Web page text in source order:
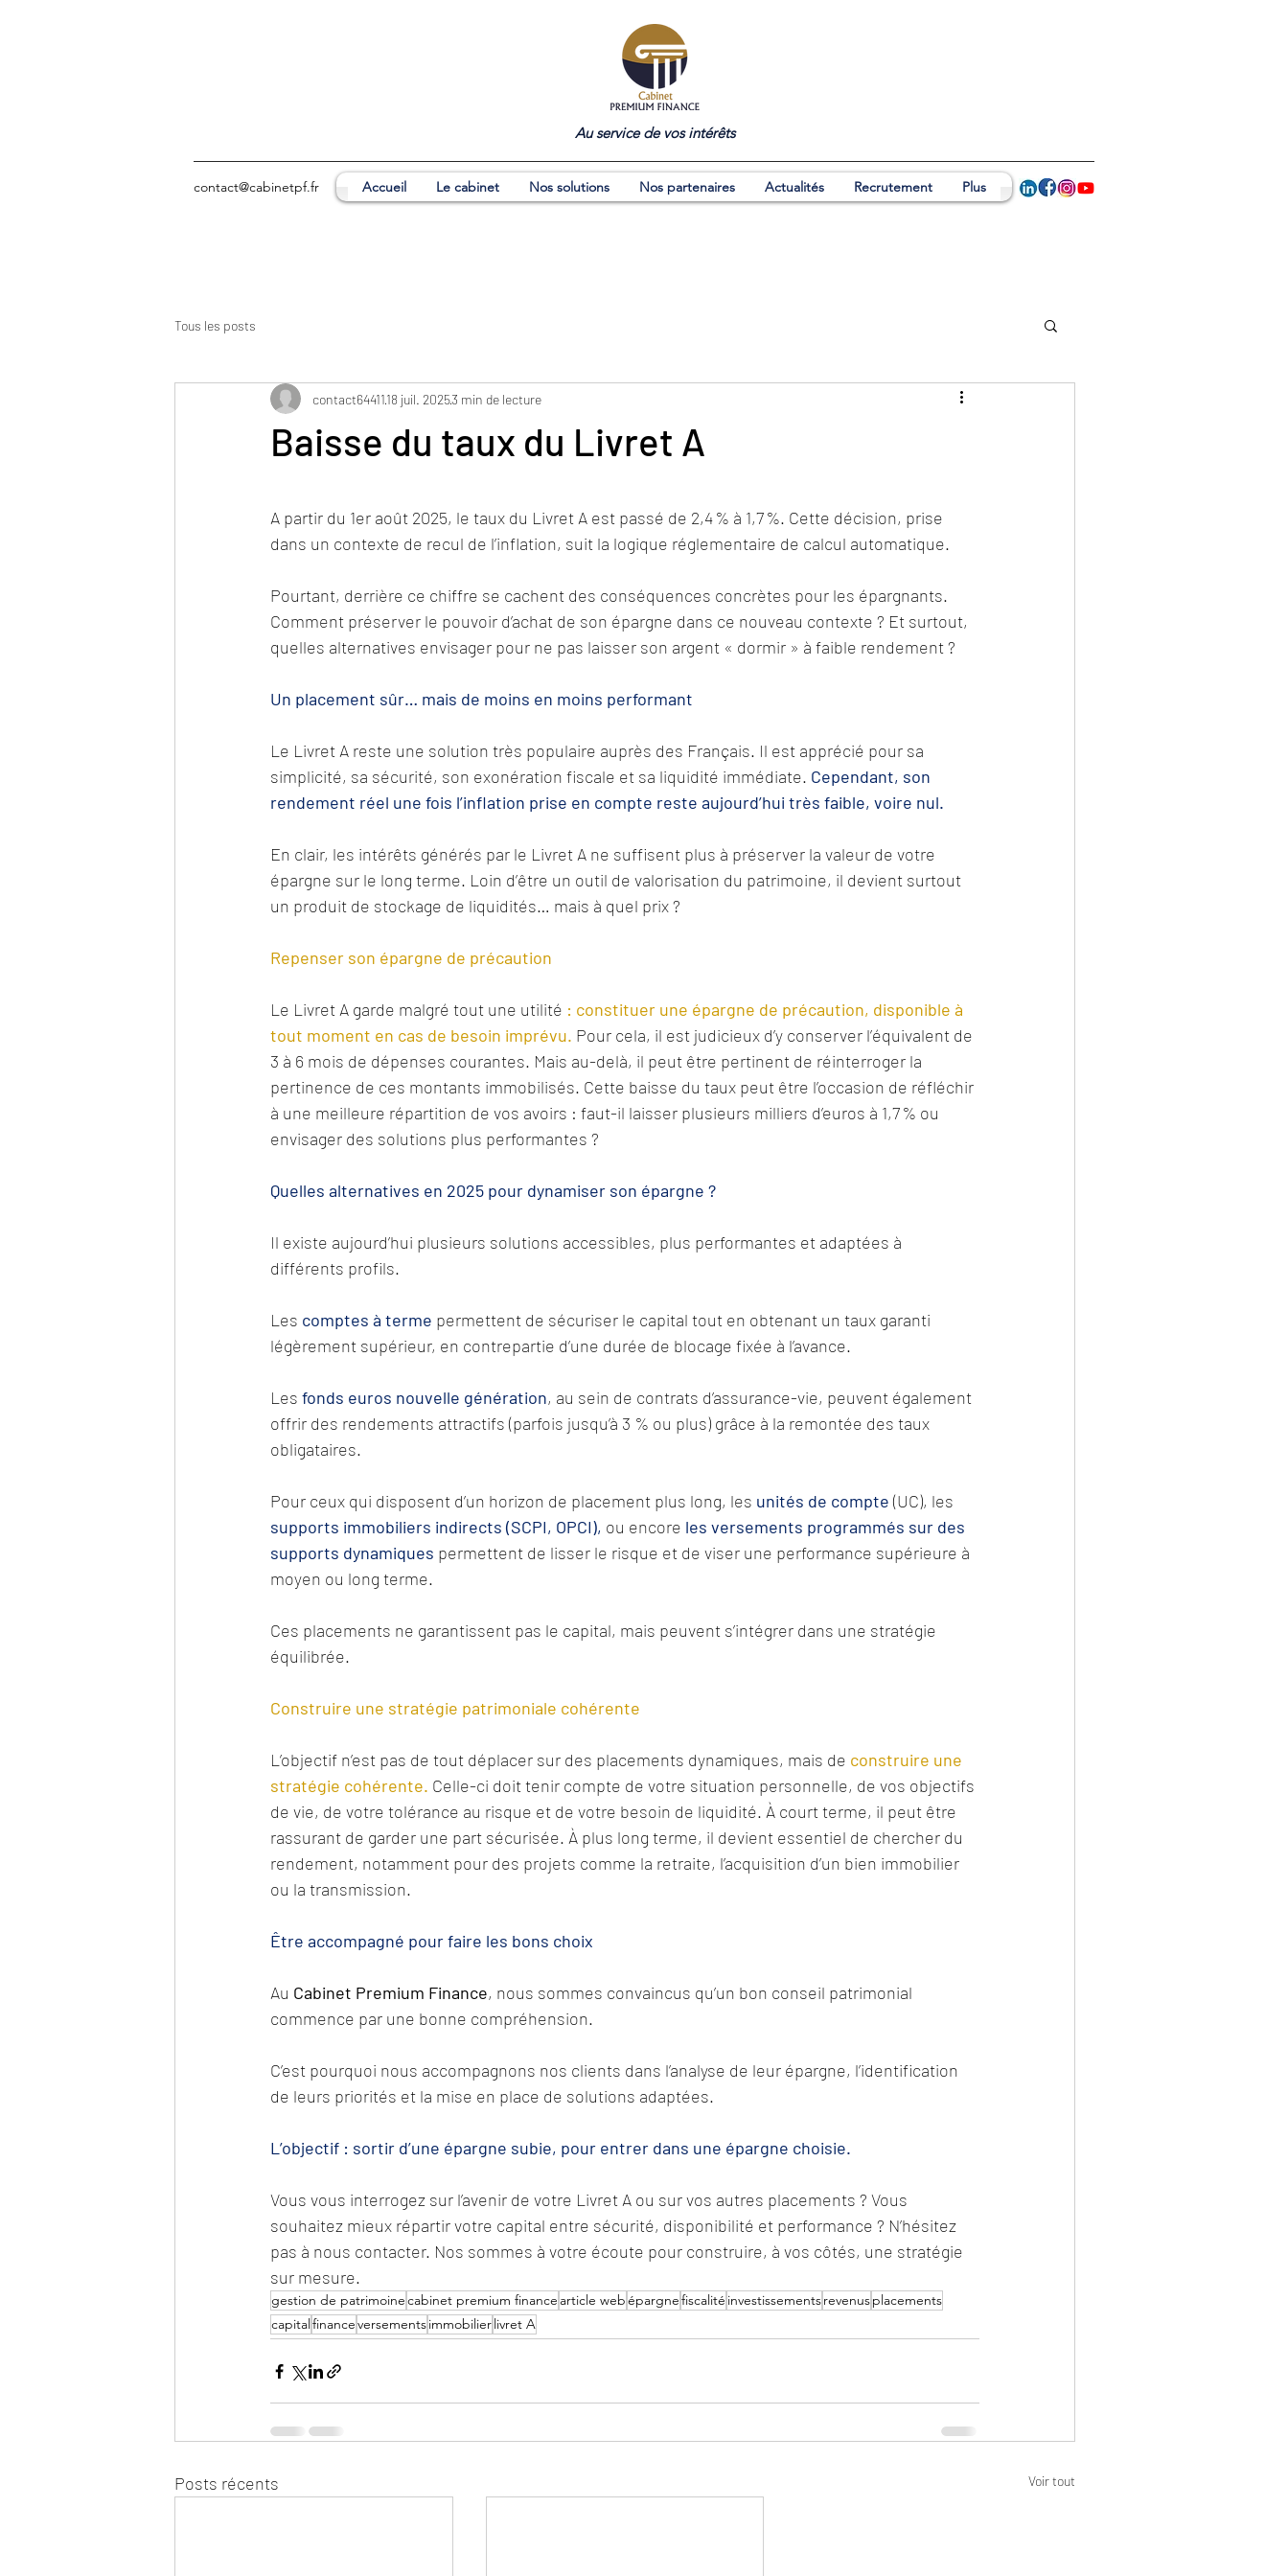
Au service de vos intérêts
contact@cabinetpf.fr Accueil Le cabinet Nos solutions Nos partenaires Actualités Recrutement Plus
Tous les posts
Baisse du taux du Livret A
contact6441118 juil. 20253 min de lecture
A partir du 1er août 2025, le taux du Livret A est passé de 2,4 % à 1,7 %. Cette décision, prise
dans un contexte de recul de l’inflation, suit la logique réglementaire de calcul automatique.
Pourtant, derrière ce chiffre se cachent des conséquences concrètes pour les épargnants.
Comment préserver le pouvoir d’achat de son épargne dans ce nouveau contexte ? Et surtout,
quelles alternatives envisager pour ne pas laisser son argent « dormir » à faible rendement ?
Un placement sûr… mais de moins en moins performant
Le Livret A reste une solution très populaire auprès des Français. Il est apprécié pour sa
simplicité, sa sécurité, son exonération fiscale et sa liquidité immédiate. Cependant, son
rendement réel une fois l’inflation prise en compte reste aujourd’hui très faible, voire nul.
En clair, les intérêts générés par le Livret A ne suffisent plus à préserver la valeur de votre
épargne sur le long terme. Loin d’être un outil de valorisation du patrimoine, il devient surtout
un produit de stockage de liquidités… mais à quel prix ?
Repenser son épargne de précaution
Le Livret A garde malgré tout une utilité : constituer une épargne de précaution, disponible à
tout moment en cas de besoin imprévu. Pour cela, il est judicieux d’y conserver l’équivalent de
3 à 6 mois de dépenses courantes. Mais au-delà, il peut être pertinent de réinterroger la
pertinence de ces montants immobilisés. Cette baisse du taux peut être l’occasion de réfléchir
à une meilleure répartition de vos avoirs : faut-il laisser plusieurs milliers d’euros à 1,7 % ou
envisager des solutions plus performantes ?
Quelles alternatives en 2025 pour dynamiser son épargne ?
Il existe aujourd’hui plusieurs solutions accessibles, plus performantes et adaptées à
différents profils.
Les comptes à terme permettent de sécuriser le capital tout en obtenant un taux garanti
légèrement supérieur, en contrepartie d’une durée de blocage fixée à l’avance.
Les fonds euros nouvelle génération, au sein de contrats d’assurance-vie, peuvent également
offrir des rendements attractifs (parfois jusqu’à 3 % ou plus) grâce à la remontée des taux
obligataires.
Pour ceux qui disposent d’un horizon de placement plus long, les unités de compte (UC), les
supports immobiliers indirects (SCPI, OPCI), ou encore les versements programmés sur des
supports dynamiques permettent de lisser le risque et de viser une performance supérieure à
moyen ou long terme.
Ces placements ne garantissent pas le capital, mais peuvent s’intégrer dans une stratégie
équilibrée.
Construire une stratégie patrimoniale cohérente
L’objectif n’est pas de tout déplacer sur des placements dynamiques, mais de construire une
stratégie cohérente. Celle-ci doit tenir compte de votre situation personnelle, de vos objectifs
de vie, de votre tolérance au risque et de votre besoin de liquidité. À court terme, il peut être
rassurant de garder une part sécurisée. À plus long terme, il devient essentiel de chercher du
rendement, notamment pour des projets comme la retraite, l’acquisition d’un bien immobilier
ou la transmission.
Être accompagné pour faire les bons choix
Au Cabinet Premium Finance, nous sommes convaincus qu’un bon conseil patrimonial
commence par une bonne compréhension.
C’est pourquoi nous accompagnons nos clients dans l’analyse de leur épargne, l’identification
de leurs priorités et la mise en place de solutions adaptées.
L’objectif : sortir d’une épargne subie, pour entrer dans une épargne choisie.
Vous vous interrogez sur l’avenir de votre Livret A ou sur vos autres placements ? Vous
souhaitez mieux répartir votre capital entre sécurité, disponibilité et performance ? N’hésitez
pas à nous contacter. Nos sommes à votre écoute pour construire, à vos côtés, une stratégie
sur mesure.
gestion de patrimoinecabinet premium finance article webépargnefiscalité investissementsrevenusplacements
capitalfinanceversementsimmobilierlivret A
Posts récents Voir tout